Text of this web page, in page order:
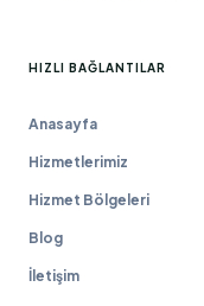
HIZLI BAĞLANTILAR
Anasayfa
Hizmetlerimiz
Hizmet Bölgeleri
Blog
İletişim